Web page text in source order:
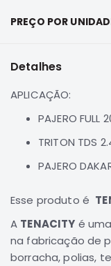
e
PREÇO POR
Detalhes
APLICAÇÃO:
PAJERO FULL
TRITON TDS
PAJERO
Esse produto é
A TENACITY é
na fabricação de
borracha, polias,